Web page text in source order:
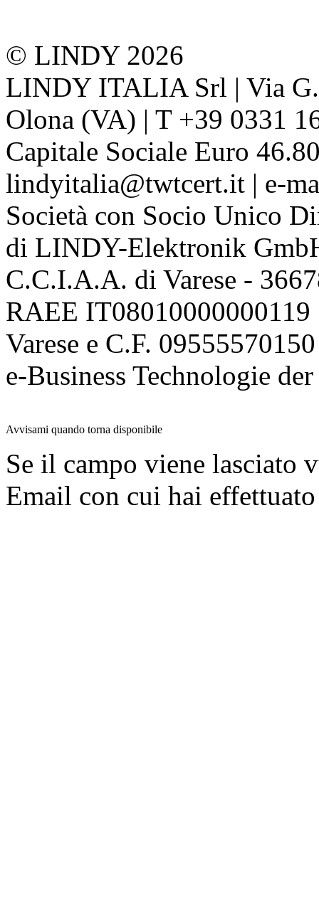
© LINDY 2026
LINDY ITALIA Srl | Via
Olona (VA) | T +39 0331
Capitale Sociale Euro
lindyitalia@twtcert.it | e-
Società con Socio Unico
di LINDY-Elektronik
C.C.I.A.A. di Varese -
RAEE
Varese e C.F. 09555570150
e-Business Technologie
Avvisami quando torna disponibile
Se il campo viene lasciato
Email con cui hai